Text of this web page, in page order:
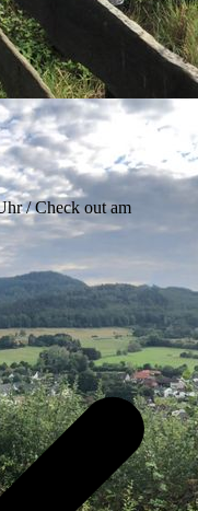
/ Check out am